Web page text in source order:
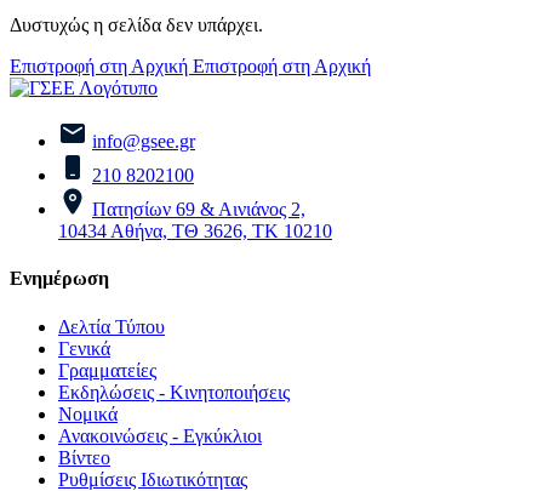
Δυστυχώς η σελίδα δεν υπάρχει.
Επιστροφή στη Αρχική Επιστροφή στη Αρχική
info@gsee.gr
210 8202100
Πατησίων 69 & Αινιάνος 2,
10434 Αθήνα, ΤΘ 3626, ΤΚ 10210
Ενημέρωση
Δελτία Τύπου
Γενικά
Γραμματείες
Εκδηλώσεις - Κινητοποιήσεις
Νομικά
Ανακοινώσεις - Εγκύκλιοι
Βίντεο
Ρυθμίσεις Ιδιωτικότητας